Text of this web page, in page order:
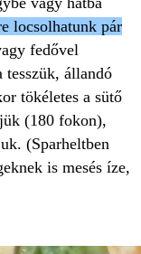
locsolhatunk pár
fedővel
tesszük, állandó
tökéletes a sütő
(180 fokon),
(Sparheltben
is mesés íze,